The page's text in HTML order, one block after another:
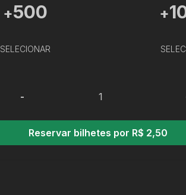
+500
SELECIONAR
+
-
Reservar bilhetes por R$ 2,50